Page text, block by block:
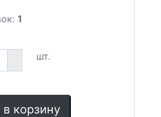
1
шт.
корзину